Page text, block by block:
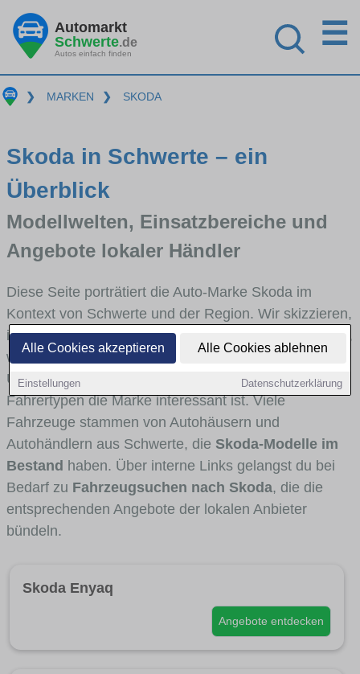
Alle Cookies akzeptieren Alle Cookies ablehnen
Einstellungen Datenschutzerklärung
Automarkt
Schwerte.de
Autos einfach finden
☰
❯ MARKEN ❯ SKODA
Skoda in Schwerte – ein
Überblick
Modellwelten, Einsatzbereiche und
Angebote lokaler Händler
Diese Seite porträtiert die Auto-Marke Skoda im
Kontext von Schwerte und der Region. Wir skizzieren,
in welchen Fahrzeugklassen Skoda stark vertreten ist,
welche Modellreihen häufig im Stadt- und
Umlandverkehr zu sehen sind und für welche
Fahrertypen die Marke interessant ist. Viele
Fahrzeuge stammen von Autohäusern und
Autohändlern aus Schwerte, die Skoda-Modelle im
Bestand haben. Über interne Links gelangst du bei
Bedarf zu Fahrzeugsuchen nach Skoda, die die
entsprechenden Angebote der lokalen Anbieter
bündeln.
Skoda Enyaq
Angebote entdecken